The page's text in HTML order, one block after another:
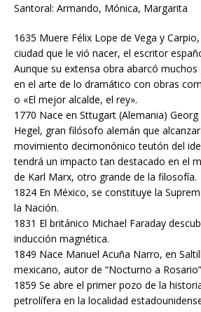
Santoral: Armando, Mónica, Margarita
1635 Muere Félix Lope de Vega y
ciudad que le vió nacer, el escritor
Aunque su extensa obra abarcó
en el arte de lo dramático con obras
o «El mejor alcalde, el rey».
1770 Nace en Sttugart (Alemania)
Hegel, gran filósofo alemán que
movimiento decimonónico teutón del
tendrá un impacto tan destacado en el
de Karl Marx, otro grande de la filosofía.
1824 En México, se constituye la
la Nación.
1831 El británico Michael Faraday
inducción magnética.
1849 Nace Manuel Acuña Narro, en
mexicano, autor de “Nocturno a
1859 Se abre el primer pozo de la
petrolífera en la localidad